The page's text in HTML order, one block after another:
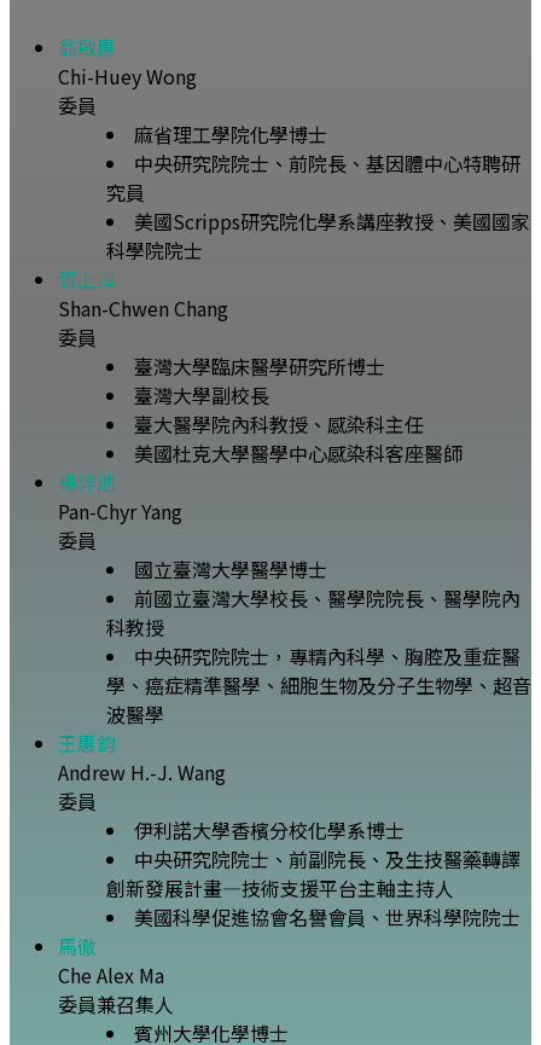
翁啟惠
Chi-Huey Wong
委員
麻省理工學院化學博士
中央研究院院士、前院長、基因體中心特聘研
究員
美國Scripps研究院化學系講座教授、美國國家
科學院院士
張上淳
Shan-Chwen Chang
委員
臺灣大學臨床醫學研究所博士
臺灣大學副校長
臺大醫學院內科教授、感染科主任
美國杜克大學醫學中心感染科客座醫師
楊泮池
Pan-Chyr Yang
委員
國立臺灣大學醫學博士
前國立臺灣大學校長、醫學院院長、醫學院內
科教授
中央研究院院士，專精內科學、胸腔及重症醫
學、癌症精準醫學、細胞生物及分子生物學、超音
波醫學
王惠鈞
Andrew H.-J. Wang
委員
伊利諾大學香檳分校化學系博士
中央研究院院士、前副院長、及生技醫藥轉譯
創新發展計畫—技術支援平台主軸主持人
美國科學促進協會名譽會員、世界科學院院士
馬徹
Che Alex Ma
委員兼召集人
賓州大學化學博士